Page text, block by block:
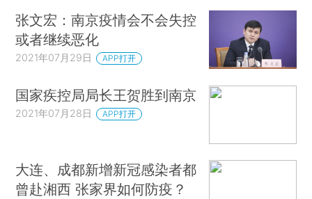
张文宏：南京疫情会不会失控
或者继续恶化
2021年07月29日 APP打开
国家疾控局局长王贺胜到南京
2021年07月28日 APP打开
大连、成都新增新冠感染者都
曾赴湘西 张家界如何防疫？